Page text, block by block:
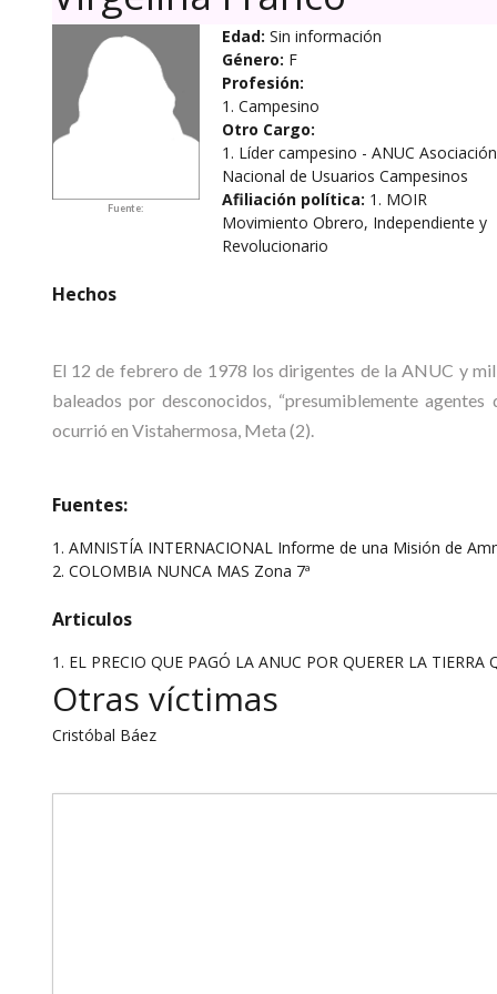
Fuente:
Edad: Sin información
Género: F
Profesión:
1. Campesino
Otro Cargo:
1. Líder campesino - ANUC Asociación
Nacional de Usuarios Campesinos
Afiliación política: 1. MOIR
Movimiento Obrero, Independiente y
Revolucionario
Hechos
El 12 de febrero de 1978 los dirigentes de la ANUC y
baleados por desconocidos, “presumiblemente
ocurrió en Vistahermosa, Meta (2).
Fuentes:
1. AMNISTÍA INTERNACIONAL Informe de una Misión de
2. COLOMBIA NUNCA MAS Zona 7ª
Articulos
1. EL PRECIO QUE PAGÓ LA ANUC POR QUERER LA TIERRA
Otras víctimas
Cristóbal Báez